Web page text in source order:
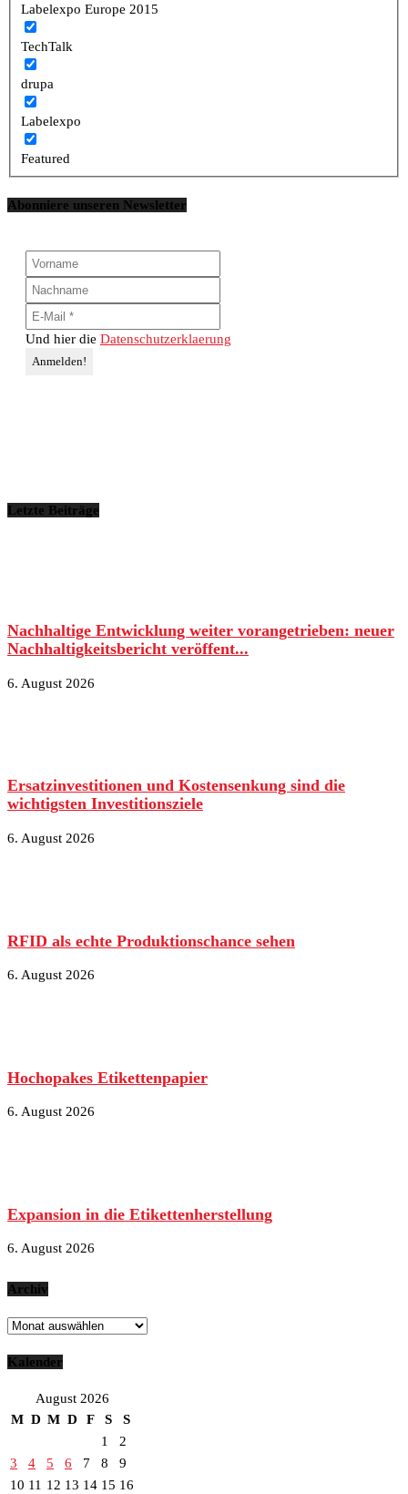
Labelexpo Europe 2015
TechTalk
drupa
Labelexpo
Featured
Abonniere unseren Newsletter
Und hier die Datenschutzerklaerung
Letzte Beiträge
Nachhaltige Entwicklung weiter vorangetrieben: neuer
Nachhaltigkeitsbericht veröffent...
6. August 2026
Ersatzinvestitionen und Kostensenkung sind die
wichtigsten Investitionsziele
6. August 2026
RFID als echte Produktionschance sehen
6. August 2026
Hochopakes Etikettenpapier
6. August 2026
Expansion in die Etikettenherstellung
6. August 2026
Archiv
Archiv
Kalender
August 2026
M D M D F S
S
1
2
3
4 5 6 7 8
9
10 11 12 13 14 15 16